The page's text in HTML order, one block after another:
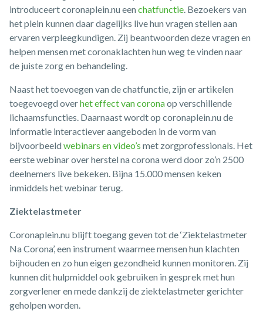
introduceert coronaplein.nu eenchatfunctie . Bezoekers van
het plein kunnen daar dagelijks live hun vragen stellen aan
ervaren verpleegkundigen. Zij beantwoorden deze vragen en
helpen mensen met coronaklachten hun weg te vinden naar
de juiste zorg en behandeling.
Naast het toevoegen van de chatfunctie, zijn er artikelen
toegevoegd overhet effect van coronaop verschillende
lichaamsfuncties. Daarnaast wordt op coronaplein.nu de
informatie interactiever aangeboden in de vorm van
bijvoorbeeldwebinars en video’s met zorgprofessionals. Het
eerste webinar over herstel na corona werd door zo’n 2500
deelnemers live bekeken. Bijna 15.000 mensen keken
inmiddels het webinar terug.
Ziektelastmeter
Coronaplein.nu blijft toegang geven tot de ‘Ziektelastmeter
Na Corona’, een instrument waarmee mensen hun klachten
bijhouden en zo hun eigen gezondheid kunnen monitoren. Zij
kunnen dit hulpmiddel ook gebruiken in gesprek met hun
zorgverlener en mede dankzij de ziektelastmeter gerichter
geholpen worden.